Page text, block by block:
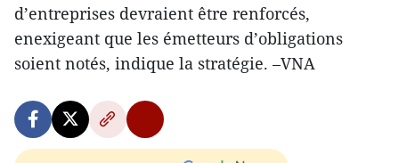
d’entreprises devraient être renforcés,
enexigeant que les émetteurs d’obligations
soient notés, indique la stratégie. –VNA